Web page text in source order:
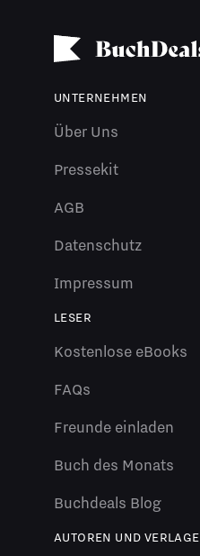
UNTERNEHMEN
Über Uns
Pressekit
AGB
Datenschutz
Impressum
LESER
Kostenlose eBooks
FAQs
Freunde einladen
Buch des Monats
Buchdeals Blog
AUTOREN UND VERLAGE